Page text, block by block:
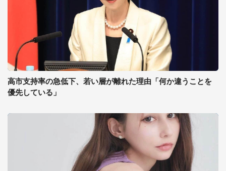
高市支持率の急低下、若い層が離れた理由「何か違うことを
優先している」